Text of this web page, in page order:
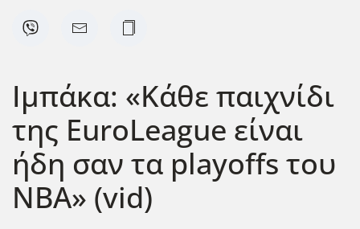
Ιμπάκα: «Κάθε παιχνίδι
της EuroLeague είναι
ήδη σαν τα playoffs του
NBA» (vid)